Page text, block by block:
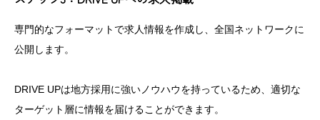
専門的なフォーマットで求人情報を作成し、全国ネットワークに
公開します。
DRIVE UPは地方採用に強いノウハウを持っているため、適切な
ターゲット層に情報を届けることができます。